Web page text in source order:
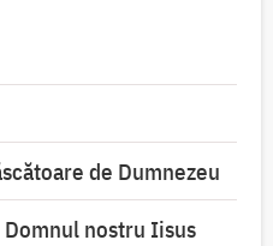
de Dumnezeu
nostru Iisus